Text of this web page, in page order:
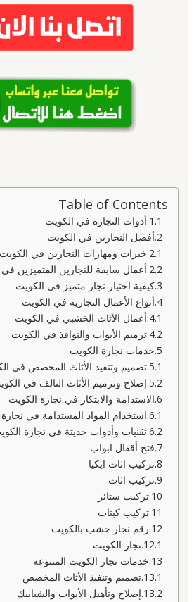
Table of Contents
أدوات النجارة في الكويت
أفضل النجارين في الكويت
خبرات ومهارات النجارين في الكويت
أعمال سابقة للنجارين المتميزين
كيفية اختيار نجار متميز في الكويت
أنواع الأعمال النجارية في الكويت
أعمال الأثاث الخشبي في الكويت
ترميم الأبواب والنوافذ في الكويت
خدمات نجارة الكويت
تصميم وتنفيذ الأثاث المخصص في
إصلاح وترميم الأثاث التالف في
الاستدامة والابتكار في نجارة الكويت
استخدام المواد المستدامة في
تقنيات وأدوات حديثة في نجارة
فتح أقفال ابواب
تركيب اثاث ايكيا
تركيب اثاث
تركيب ستائر
تركيب كبتات
رقم نجار خشب بالكويت
نجار الكويت
خدمات نجار الكويت المتنوعة
تصميم وتنفيذ الأثاث المخصص
إصلاح وتأهيل الأبواب والشبابيك